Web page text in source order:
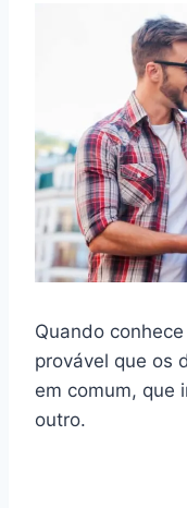
Quando
provável que os
em comum, que
outro.